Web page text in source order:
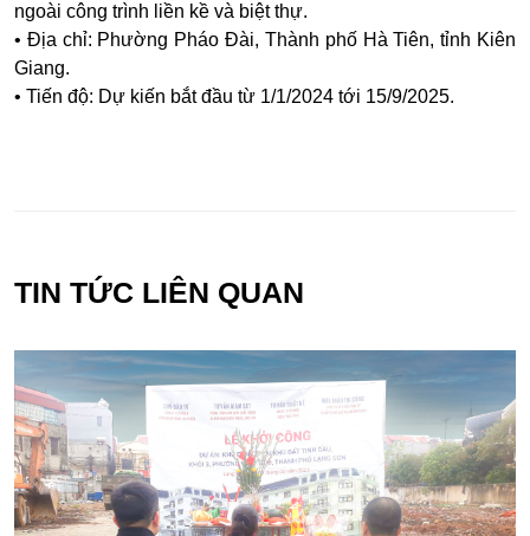
ngoài công trình liền kề và biệt thự.
• Địa chỉ: Phường Pháo Đài, Thành phố Hà Tiên, tỉnh Kiên
Giang.
• Tiến độ: Dự kiến bắt đầu từ 1/1/2024 tới 15/9/2025.
TIN TỨC LIÊN QUAN